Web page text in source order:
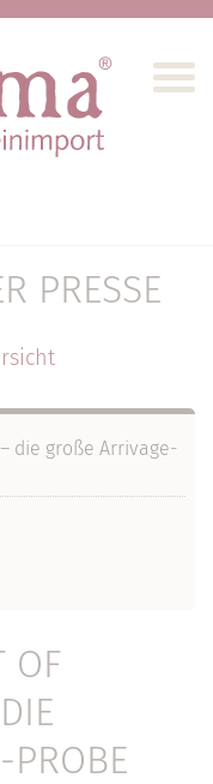
PRESSE
die große Arrivage-
OF